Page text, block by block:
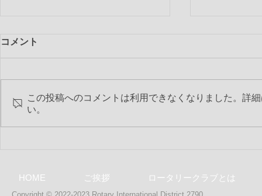
第2284回 2018-19年度 最終特
コメント
この投稿へのコメントは利用できなくなりました。詳
い。
HOME ご挨拶 ロータリークラブとは